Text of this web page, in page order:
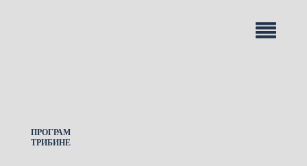
ПРОГРАМ
ТРИБИНЕ